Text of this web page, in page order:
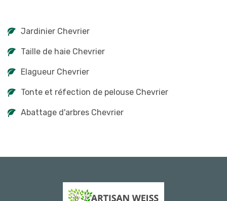
Jardinier Chevrier
Taille de haie Chevrier
Elagueur Chevrier
Tonte et réfection de pelouse Chevrier
Abattage d'arbres Chevrier